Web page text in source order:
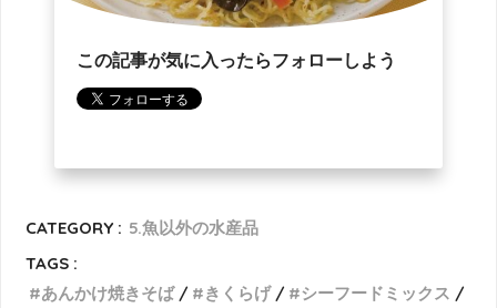
この記事が気に入ったらフォローしよう
CATEGORY : 5.魚以外の水産品
TAGS :
あんかけ焼きそば
きくらげ シーフードミックス